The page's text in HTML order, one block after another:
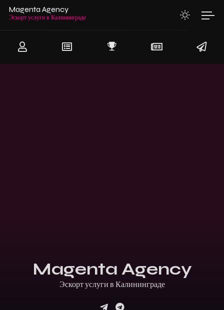
Magenta Agency
Эскорт услуги в Калининграде
Magenta Agency
Эскорт услуги в Калининграде